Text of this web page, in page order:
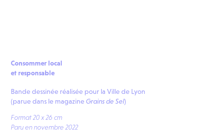
Consommer local
et responsable
Bande dessinée réalisée pour la Ville de Lyon
(parue dans le magazine Grains de Sel)
Format 20 x 26 cm
Paru en novembre 2022